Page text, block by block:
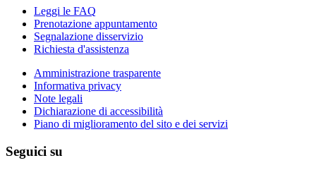
Leggi le FAQ
Prenotazione appuntamento
Segnalazione disservizio
Richiesta d'assistenza
Amministrazione trasparente
Informativa privacy
Note legali
Dichiarazione di accessibilità
Piano di miglioramento del sito e dei servizi
Seguici su